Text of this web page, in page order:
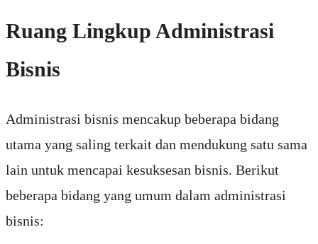
Ruang Lingkup Administrasi
Bisnis
Administrasi bisnis mencakup beberapa bidang
utama yang saling terkait dan mendukung satu sama
lain untuk mencapai kesuksesan bisnis. Berikut
beberapa bidang yang umum dalam administrasi
bisnis: